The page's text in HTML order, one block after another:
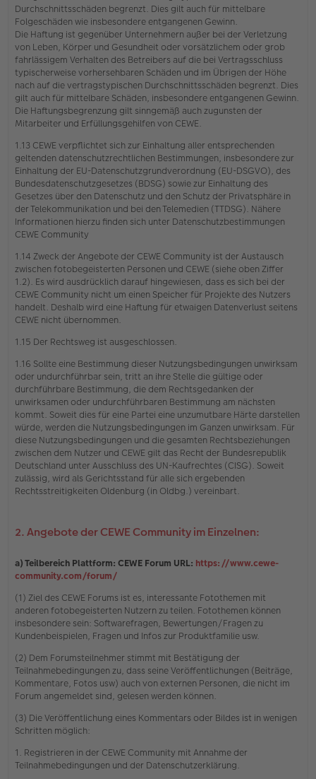
Durchschnittsschäden begrenzt. Dies gilt auch für mittelbare
Folgeschäden wie insbesondere entgangenen Gewinn.
Die Haftung ist gegenüber Unternehmern außer bei der Verletzung
von Leben, Körper und Gesundheit oder vorsätzlichem oder grob
fahrlässigem Verhalten des Betreibers auf die bei Vertragsschluss
typischerweise vorhersehbaren Schäden und im Übrigen der Höhe
nach auf die vertragstypischen Durchschnittsschäden begrenzt. Dies
gilt auch für mittelbare Schäden, insbesondere entgangenen Gewinn.
Die Haftungsbegrenzung gilt sinngemäß auch zugunsten der
Mitarbeiter und Erfüllungsgehilfen von CEWE.
1.13 CEWE verpflichtet sich zur Einhaltung aller entsprechenden
geltenden datenschutzrechtlichen Bestimmungen, insbesondere zur
Einhaltung der EU-Datenschutzgrundverordnung (EU-DSGVO), des
Bundesdatenschutzgesetzes (BDSG) sowie zur Einhaltung des
Gesetzes über den Datenschutz und den Schutz der Privatsphäre in
der Telekommunikation und bei den Telemedien (TTDSG). Nähere
Informationen hierzu finden sich unter Datenschutzbestimmungen
CEWE Community
1.14 Zweck der Angebote der CEWE Community ist der Austausch
zwischen fotobegeisterten Personen und CEWE (siehe oben Ziffer
1.2). Es wird ausdrücklich darauf hingewiesen, dass es sich bei der
CEWE Community nicht um einen Speicher für Projekte des Nutzers
handelt. Deshalb wird eine Haftung für etwaigen Datenverlust seitens
CEWE nicht übernommen.
1.15 Der Rechtsweg ist ausgeschlossen.
1.16 Sollte eine Bestimmung dieser Nutzungsbedingungen unwirksam
oder undurchführbar sein, tritt an ihre Stelle die gültige oder
durchführbare Bestimmung, die dem Rechtsgedanken der
unwirksamen oder undurchführbaren Bestimmung am nächsten
kommt. Soweit dies für eine Partei eine unzumutbare Härte darstellen
würde, werden die Nutzungsbedingungen im Ganzen unwirksam. Für
diese Nutzungsbedingungen und die gesamten Rechtsbeziehungen
zwischen dem Nutzer und CEWE gilt das Recht der Bundesrepublik
Deutschland unter Ausschluss des UN-Kaufrechtes (CISG). Soweit
zulässig, wird als Gerichtsstand für alle sich ergebenden
Rechtsstreitigkeiten Oldenburg (in Oldbg.) vereinbart.
2. Angebote der CEWE Community im Einzelnen:
a) Teilbereich Plattform: CEWE Forum URL: https://www.cewe-
community.com/forum/
(1) Ziel des CEWE Forums ist es, interessante Fotothemen mit
anderen fotobegeisterten Nutzern zu teilen. Fotothemen können
insbesondere sein: Softwarefragen, Bewertungen/Fragen zu
Kundenbeispielen, Fragen und Infos zur Produktfamilie usw.
(2) Dem Forumsteilnehmer stimmt mit Bestätigung der
Teilnahmebedingungen zu, dass seine Veröffentlichungen (Beiträge,
Kommentare, Fotos usw) auch von externen Personen, die nicht im
Forum angemeldet sind, gelesen werden können.
(3) Die Veröffentlichung eines Kommentars oder Bildes ist in wenigen
Schritten möglich:
1. Registrieren in der CEWE Community mit Annahme der
Teilnahmebedingungen und der Datenschutzerklärung.